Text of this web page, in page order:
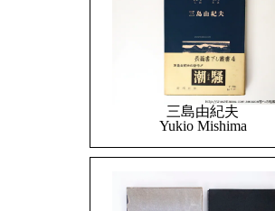
三島由紀夫
Yukio Mishima